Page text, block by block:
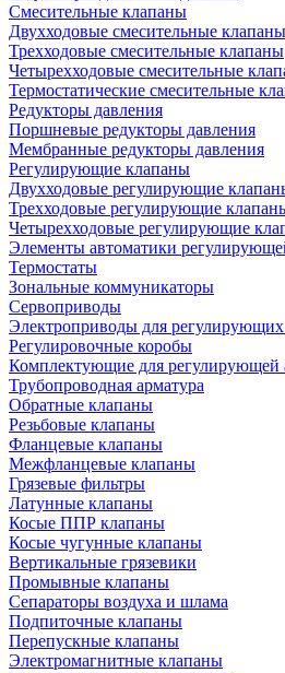
Смесительные клапаны
Двухходовые смесительные клапаны
Трехходовые смесительные клапаны
Четырехходовые смесительные
Термостатические смесительные
Редукторы давления
Поршневые редукторы давления
Мембранные редукторы давления
Регулирующие клапаны
Двухходовые регулирующие
Трехходовые регулирующие
Четырехходовые регулирующие
Элементы автоматики
Термостаты
Зональные коммуникаторы
Сервоприводы
Электроприводы для регулирующих
Регулировочные коробы
Комплектующие для регулирующей
Трубопроводная арматура
Обратные клапаны
Резьбовые клапаны
Фланцевые клапаны
Межфланцевые клапаны
Грязевые фильтры
Латунные клапаны
Косые ППР клапаны
Косые чугунные клапаны
Вертикальные грязевики
Промывные клапаны
Сепараторы воздуха и шлама
Подпиточные клапаны
Перепускные клапаны
Электромагнитные клапаны